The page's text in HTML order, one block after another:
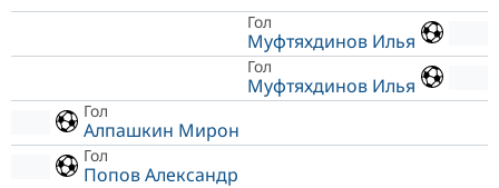
Гол
Муфтяхдинов Илья
Гол
Муфтяхдинов Илья
Гол
Алпашкин Мирон
Гол
Попов Александр